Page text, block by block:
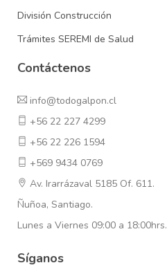
División Construcción
Trámites SEREMI de Salud
Contáctenos
info@todogalpon.cl
+56 22 227 4299
+56 22 226 1594
+569 9434 0769
Av. Irarrázaval 5185 Of. 611.
Ñuñoa, Santiago.
Lunes a Viernes 09:00 a 18:00hrs.
Síganos